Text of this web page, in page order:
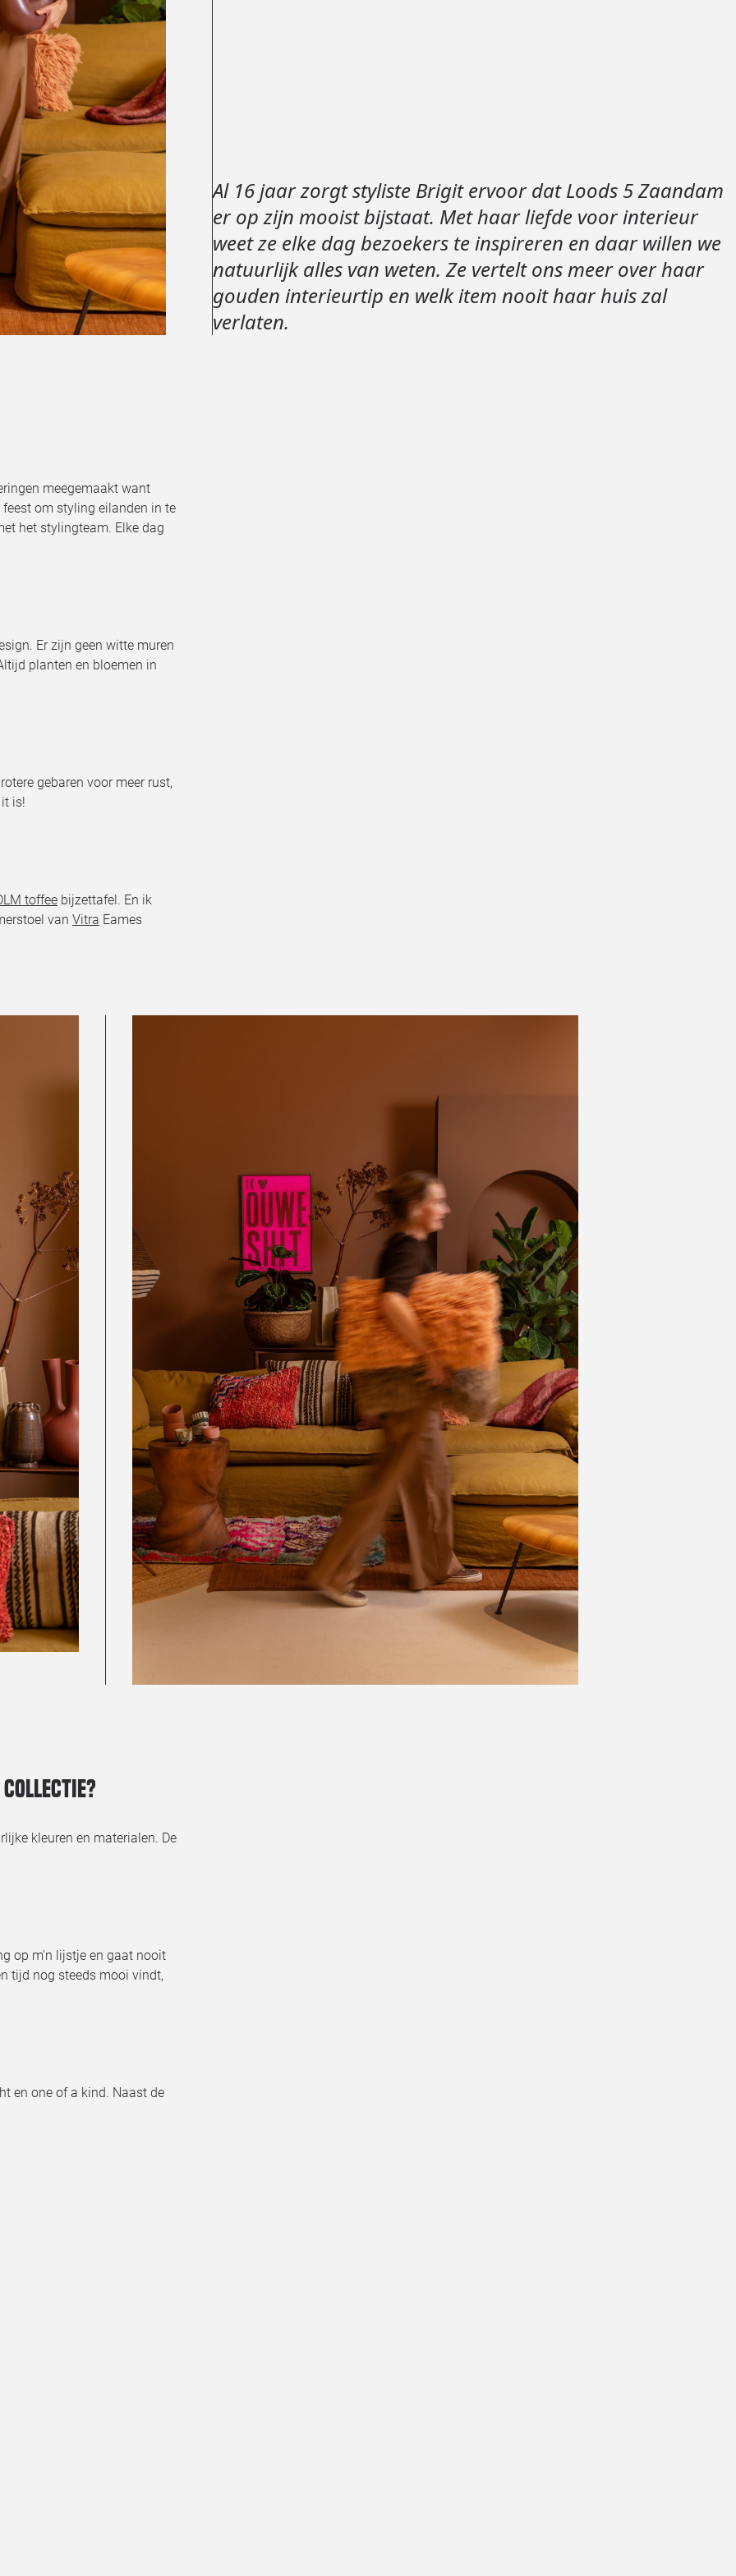
Al 16 jaar zorgt styliste Brigit ervoor dat Loods 5 Zaandam
er op zijn mooist bijstaat. Met haar liefde voor interieur
weet ze elke dag bezoekers te inspireren en daar willen we
natuurlijk alles van weten. Ze vertelt ons meer over haar
gouden interieurtip en welk item nooit haar huis zal
verlaten.
meegemaakt want
om styling eilanden in te
het stylingteam. Elke dag
Er zijn geen witte muren
planten en bloemen in
gebaren voor meer rust,
is!
toffee bijzettafel. En ik
van Vitra Eames
collectie?
kleuren en materialen. De
op m'n lijstje en gaat nooit
tijd nog steeds mooi vindt,
en one of a kind. Naast de